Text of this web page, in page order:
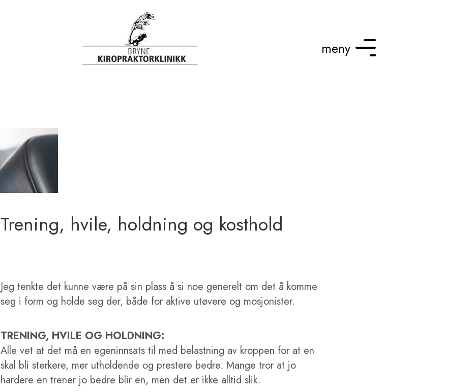
meny
Trening, hvile, holdning og kosthold
Jeg tenkte det kunne være på sin plass å si noe generelt om det å komme
seg i form og holde seg der, både for aktive utøvere og mosjonister.
TRENING, HVILE OG HOLDNING:
Alle vet at det må en egeninnsats til med belastning av kroppen for at en
skal bli sterkere, mer utholdende og prestere bedre. Mange tror at jo
hardere en trener jo bedre blir en, men det er ikke alltid slik.